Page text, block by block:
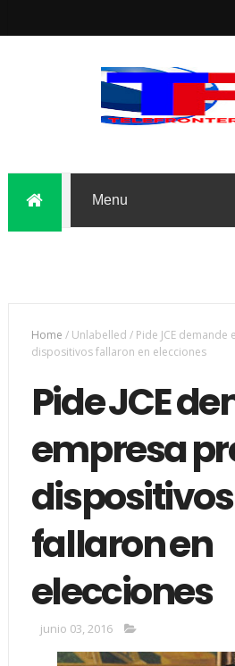
Home /Unlabelled / Pide JCE
dispositivos fallaron en elecciones
Pide JCE
empresa
dispositivos
fallaron en
elecciones
junio 03, 2016